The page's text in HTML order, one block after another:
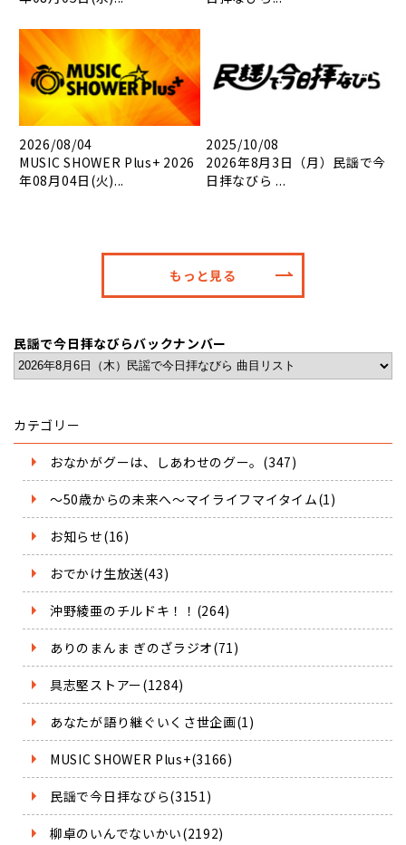
2026/08/04
MUSIC SHOWER Plus+ 2026
年08月04日(火)...
2025/10/08
2026年8月3日（月）民謡で今
日拝なびら ...
もっと見る
民謡で今日拝なびらバックナンバー
カテゴリー
おなかがグーは、しあわせのグー。(347)
～50歳からの未来へ～マイライフマイタイム(1)
お知らせ(16)
おでかけ生放送(43)
沖野綾亜のチルドキ！！(264)
ありのまんま ぎのざラジオ(71)
具志堅ストアー(1284)
あなたが語り継ぐいくさ世企画(1)
MUSIC SHOWER Plus+(3166)
民謡で今日拝なびら(3151)
柳卓のいんでないかい(2192)